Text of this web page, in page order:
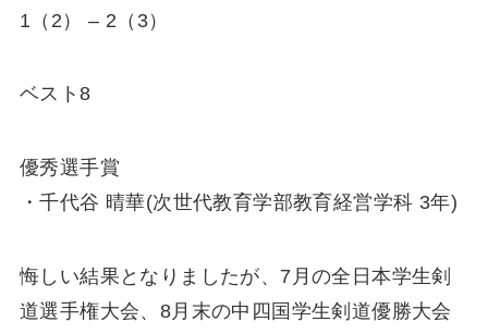
1（2） – 2（3）
ベスト8
優秀選手賞
・千代谷 晴華(次世代教育学部教育経営学科 3年)
悔しい結果となりましたが、7月の全日本学生剣
道選手権大会、8月末の中四国学生剣道優勝大会